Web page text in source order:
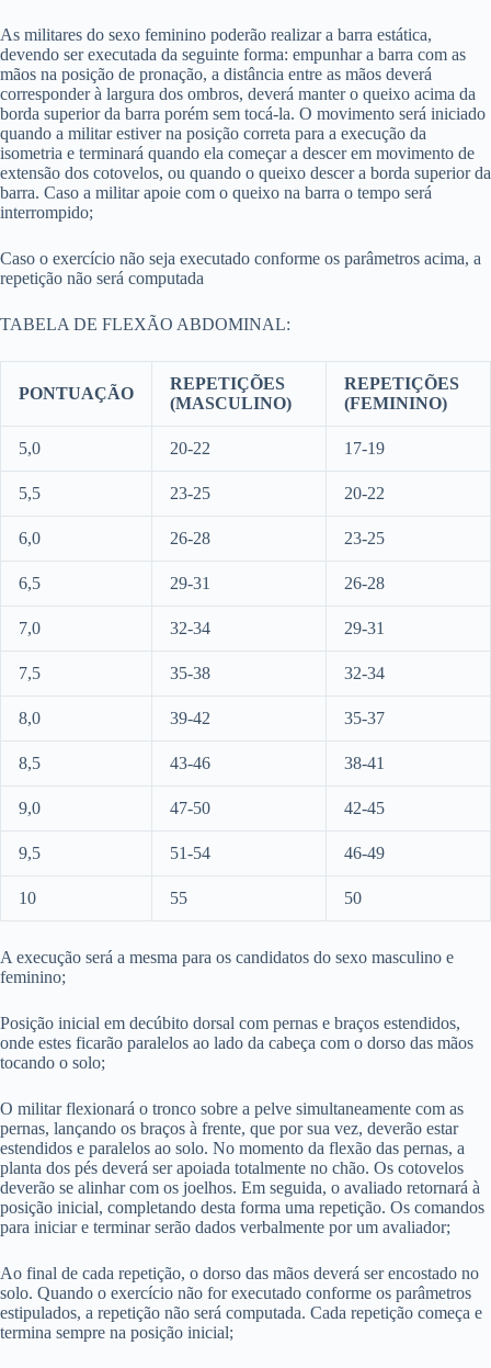
As militares do sexo feminino poderão realizar a barra estática,
devendo ser executada da seguinte forma: empunhar a barra com as
mãos na posição de pronação, a distância entre as mãos deverá
corresponder à largura dos ombros, deverá manter o queixo acima da
borda superior da barra porém sem tocá-la. O movimento será iniciado
quando a militar estiver na posição correta para a execução da
isometria e terminará quando ela começar a descer em movimento de
extensão dos cotovelos, ou quando o queixo descer a borda superior da
barra. Caso a militar apoie com o queixo na barra o tempo será
interrompido;
Caso o exercício não seja executado conforme os parâmetros acima, a
repetição não será computada
TABELA DE FLEXÃO ABDOMINAL:
PONTUAÇÃO
REPETIÇÕES
(MASCULINO)
REPETIÇÕES
(FEMININO)
5,0 20-22 17-19
5,5 23-25 20-22
6,0 26-28 23-25
6,5 29-31 26-28
7,0 32-34 29-31
7,5 35-38 32-34
8,0 39-42 35-37
8,5 43-46 38-41
9,0 47-50 42-45
9,5 51-54 46-49
10 55 50
A execução será a mesma para os candidatos do sexo masculino e
feminino;
Posição inicial em decúbito dorsal com pernas e braços estendidos,
onde estes ficarão paralelos ao lado da cabeça com o dorso das mãos
tocando o solo;
O militar flexionará o tronco sobre a pelve simultaneamente com as
pernas, lançando os braços à frente, que por sua vez, deverão estar
estendidos e paralelos ao solo. No momento da flexão das pernas, a
planta dos pés deverá ser apoiada totalmente no chão. Os cotovelos
deverão se alinhar com os joelhos. Em seguida, o avaliado retornará à
posição inicial, completando desta forma uma repetição. Os comandos
para iniciar e terminar serão dados verbalmente por um avaliador;
Ao final de cada repetição, o dorso das mãos deverá ser encostado no
solo. Quando o exercício não for executado conforme os parâmetros
estipulados, a repetição não será computada. Cada repetição começa e
termina sempre na posição inicial;